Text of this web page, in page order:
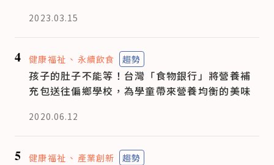
2023.03.15
4 健康福祉 永續飲食 趨勢
孩子的肚子不能等！台灣「食物銀行」將營養補
充包送往偏鄉學校，為學童帶來營養均衡的美味
2020.06.12
5 健康福祉 產業創新 趨勢